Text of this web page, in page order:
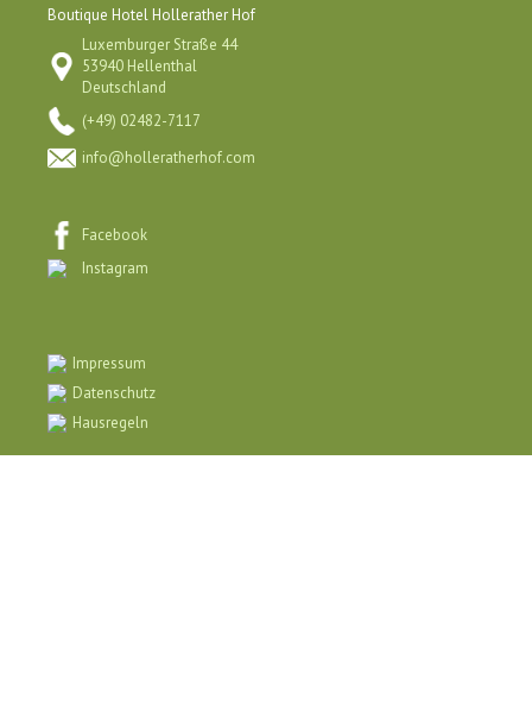
Boutique Hotel Hollerather Hof
Luxemburger Straße 44
53940 Hellenthal
Deutschland
(+49) 02482-7117
info@holleratherhof.com
Facebook
Instagram
Impressum
Datenschutz
Hausregeln